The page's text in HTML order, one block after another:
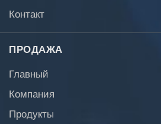
Контакт
ПРОДАЖА
Главный
Компания
Продукты